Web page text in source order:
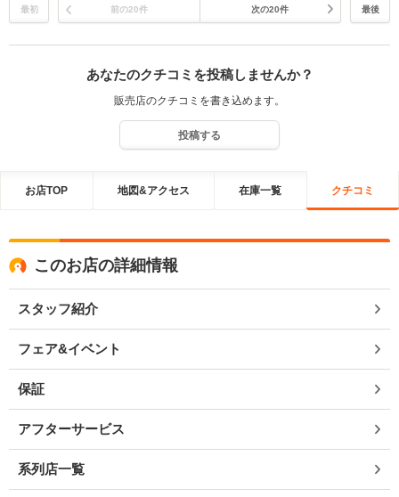
最初 前の20件 次の20件 最後
あなたのクチコミを投稿しませんか？
販売店のクチコミを書き込めます。
投稿する
お店TOP 地図&アクセス 在庫一覧 クチコミ
このお店の詳細情報
スタッフ紹介
フェア&イベント
保証
アフターサービス
系列店一覧